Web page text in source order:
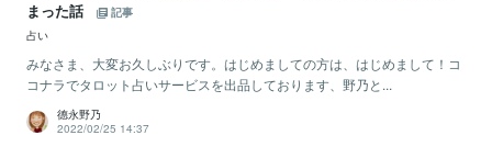
まった話
記事
占い
みなさま、大変お久しぶりです。はじめましての方は、はじめまして！コ
コナラでタロット占いサービスを出品しております、野乃と...
德永野乃
2022/02/25 14:37